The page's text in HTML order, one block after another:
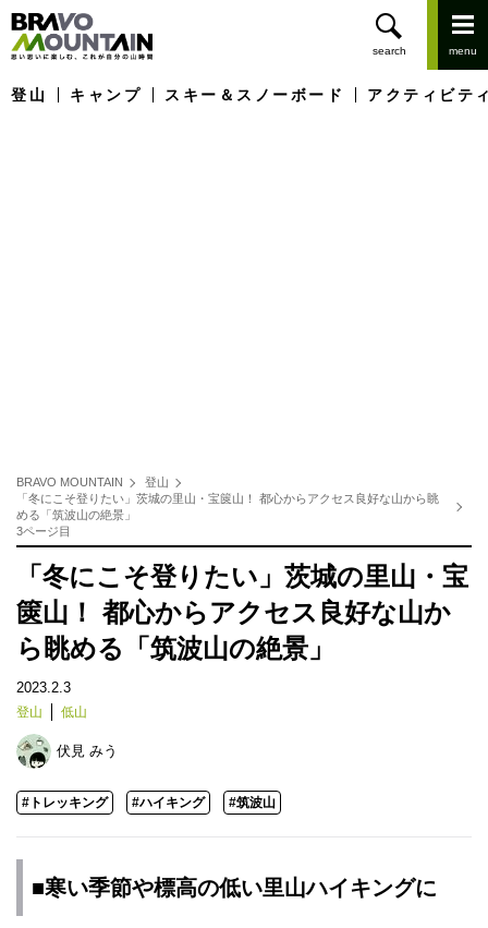
登山 キャンプ スキー＆スノーボード アクティビテ
BRAVO MOUNTAIN
登山
「冬にこそ登りたい」茨城の里山・宝篋山！ 都心からアクセス良好な山から眺
める「筑波山の絶景」
3ページ目
「冬にこそ登りたい」茨城の里山・宝
篋山！ 都心からアクセス良好な山か
ら眺める「筑波山の絶景」
2023.2.3
登山 低山
伏見 みう
#トレッキング #ハイキング #筑波山
■寒い季節や標高の低い里山ハイキングに